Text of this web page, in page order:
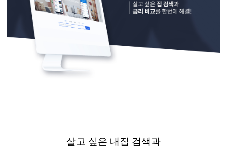
살고 싶은 내집 검색과